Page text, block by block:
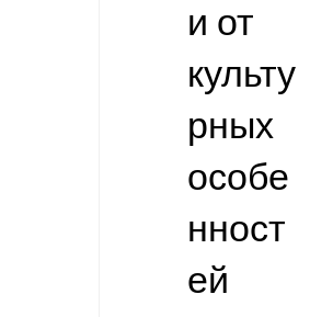
и от
культу
рных
особе
нност
ей